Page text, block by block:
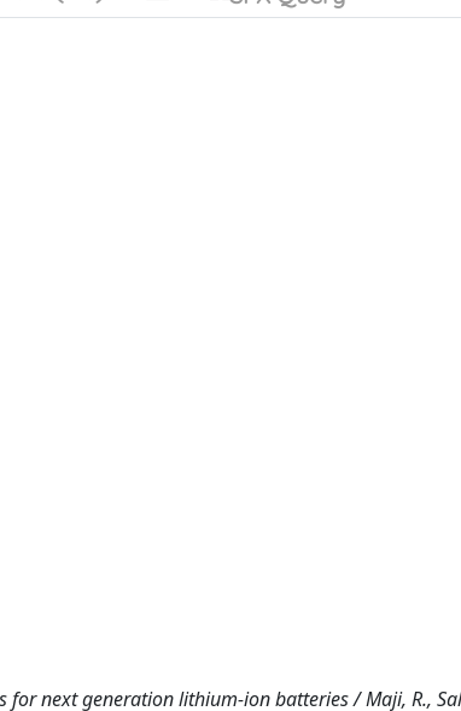
next generation lithium-ion batteries / Maji, R.,